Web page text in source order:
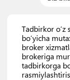
Tadbirkor
bo’yicha
broker
brokeriga
tadbirkorga